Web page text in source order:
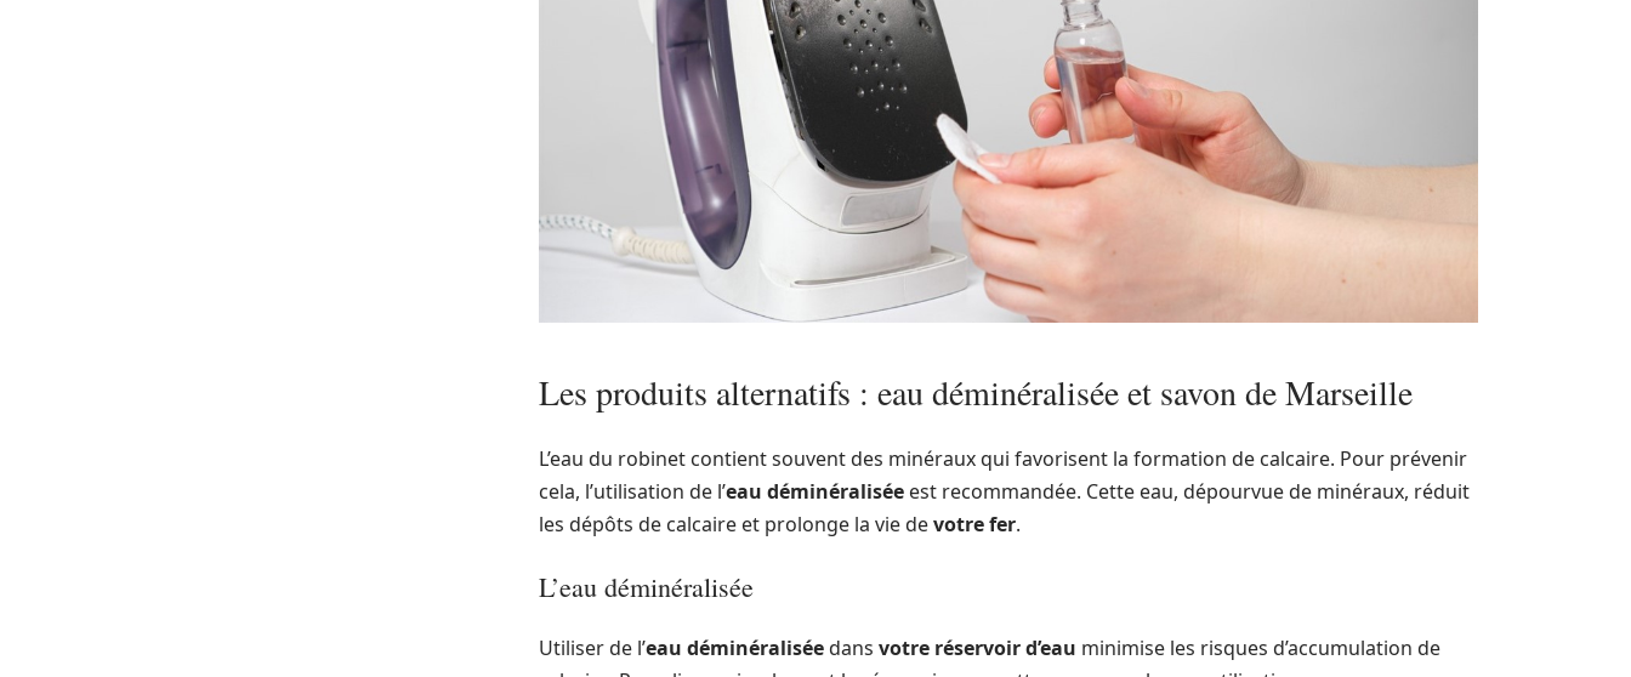
Les produits alternatifs : eau déminéralisée et savon de Marseille
L’eau du robinet contient souvent des minéraux qui favorisent la formation de calcaire. Pour prévenir
cela, l’utilisation de l’eau déminéralisée est recommandée. Cette eau, dépourvue de minéraux, réduit
les dépôts de calcaire et prolonge la vie devotre fer.
L’eau déminéralisée
Utiliser de l’eau déminéraliséedans votre réservoir d’eau minimise les risques d’accumulation de